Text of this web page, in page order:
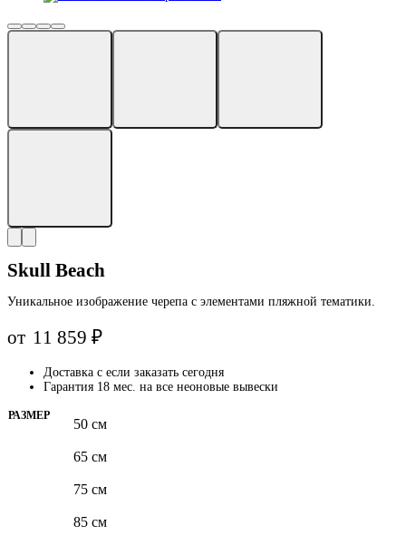
Skull Beach
Уникальное изображение черепа с элементами пляжной тематики.
от 11 859₽
Доставка с если заказать сегодня
Гарантия 18 мес. на все неоновые вывески
РАЗМЕР
50 см
65 см
75 см
85 см